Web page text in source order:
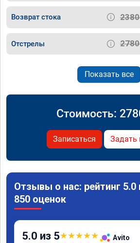
Возврат стока
Отстрелы
Показать все
Стоимость:
Записаться Задать
Отзывы о нас: рейтинг 5.0
850 оценок
5.0 из 5★★★★★ Avito